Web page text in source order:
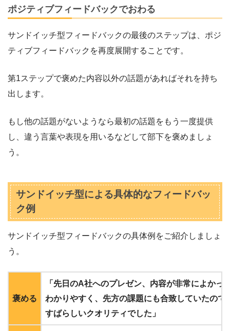
ポジティブフィードバックでおわる
サンドイッチ型フィードバックの最後のステップは、ポジ
ティブフィードバックを再度展開することです。
第1ステップで褒めた内容以外の話題があればそれを持ち
出します。
もし他の話題がないようなら最初の話題をもう一度提供
し、違う言葉や表現を用いるなどして部下を褒めましょ
う。
サンドイッチ型による具体的なフィードバッ
ク例
サンドイッチ型フィードバックの具体例をご紹介しましょ
う。
褒める
「先日のA社へのプレゼン、内容が非常によかっ
わかりやすく、先方の課題にも合致していたので
すばらしいクオリティでした」